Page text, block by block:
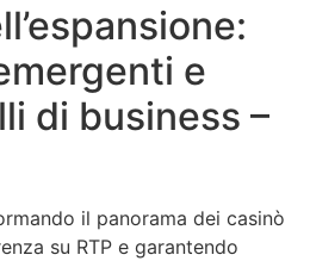
e
di business –
il panorama dei casinò
su RTP e garantendo